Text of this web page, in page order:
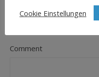
Comment
Cookie Einstellungen